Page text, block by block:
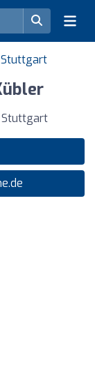
Stuttgart